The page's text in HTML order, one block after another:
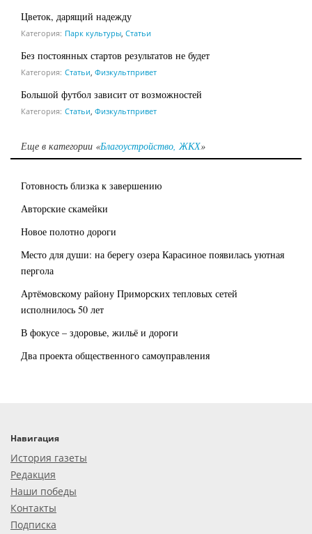
Цветок, дарящий надежду
Категория: Парк культуры Статьи
Без постоянных стартов результатов не будет
Категория: Статьи Физкультпривет
Большой футбол зависит от возможностей
Категория: Статьи Физкультпривет
Еще в категории «Благоустройство, ЖКХ»
Готовность близка к завершению
Авторские скамейки
Новое полотно дороги
Место для души: на берегу озера Карасиное появилась уютная
пергола
Артёмовскому району Приморских тепловых сетей
исполнилось 50 лет
В фокусе – здоровье, жильё и дороги
Два проекта общественного самоуправления
Навигация
История газеты
Редакция
Наши победы
Контакты
Подписка